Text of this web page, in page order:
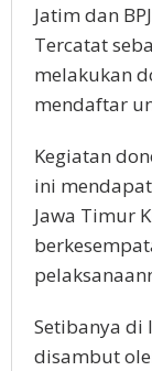
Jatim dan
Tercatat
melakukan
mendaftar
Kegiatan
ini
Jawa Timur
Setibanya di
disambut